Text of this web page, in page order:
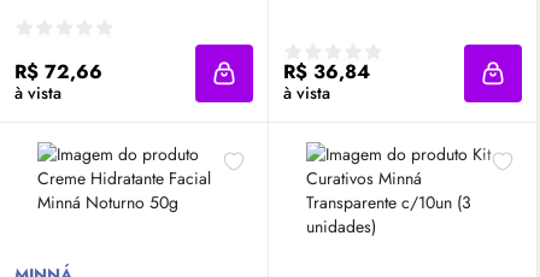
R$ 72,66
à vista Adicionar à sacola
R$ 36,84
à vista